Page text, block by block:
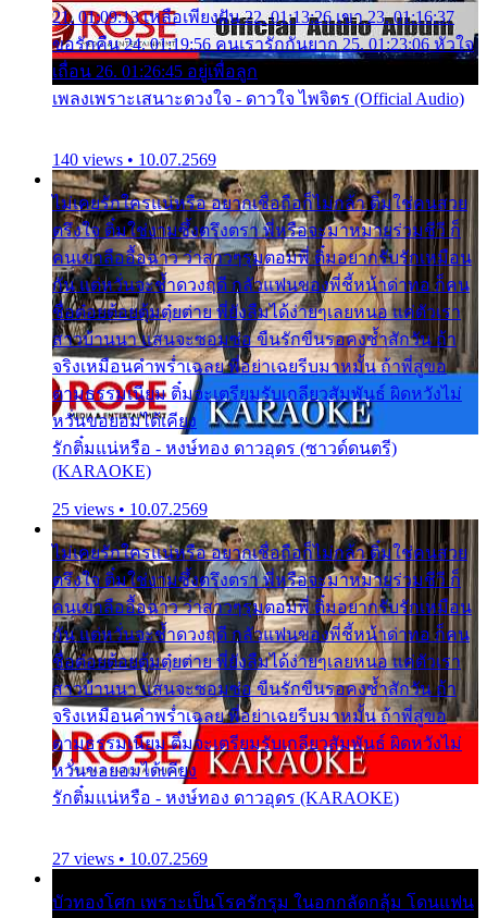
21. 01:09:13 เหลือเพียงฝัน 22. 01:13:26 เขา 23. 01:16:37
ขอรักคืน 24. 01:19:56 คนเรารักกันยาก 25. 01:23:06 หัวใจ
เถื่อน 26. 01:26:45 อยู่เพื่อลูก
เพลงเพราะเสนาะดวงใจ - ดาวใจ ไพจิตร (Official Audio)
140 views • 10.07.2569
ไม่เคยรักใครแน่หรือ อยากเชื่อถือก็ไม่กล้า ติ๋มใช่คนสวย
ตรึงใจ ติ๋มใช่งามซึ้งตรึงตรา พี่หรือจะมาหมายร่วมชีวี ก็
คนเขาลืออื้อฉาว ว่าสาวๆรุมตอมพี่ ติ๋มอยากรับรักเหมือน
กัน แต่หวั่นจะช้ำดวงฤดี กลัวแฟนของพี่ชี้หน้าด่าทอ ก็คน
ชื่อต๋อยต้อยตุ้มตุ๋ยต่าย พี่ยังลืมได้ง่ายๆเลยหนอ แค่ตัวเรา
สาวบ้านนา แสนจะซอมซ่อ ขืนรักขืนรอคงช้ำสักวัน ถ้า
จริงเหมือนคำพร่ำเฉลย พี่อย่าเฉยรีบมาหมั้น ถ้าพี่สู่ขอ
ตามธรรมเนียม ติ๋มจะเตรียมรับเกลียวสัมพันธ์ ผิดหวังไม่
หวั่นขอยอมได้เคียง
รักติ๋มแน่หรือ - หงษ์ทอง ดาวอุดร (ซาวด์ดนตรี)
(KARAOKE)
25 views • 10.07.2569
ไม่เคยรักใครแน่หรือ อยากเชื่อถือก็ไม่กล้า ติ๋มใช่คนสวย
ตรึงใจ ติ๋มใช่งามซึ้งตรึงตรา พี่หรือจะมาหมายร่วมชีวี ก็
คนเขาลืออื้อฉาว ว่าสาวๆรุมตอมพี่ ติ๋มอยากรับรักเหมือน
กัน แต่หวั่นจะช้ำดวงฤดี กลัวแฟนของพี่ชี้หน้าด่าทอ ก็คน
ชื่อต๋อยต้อยตุ้มตุ๋ยต่าย พี่ยังลืมได้ง่ายๆเลยหนอ แค่ตัวเรา
สาวบ้านนา แสนจะซอมซ่อ ขืนรักขืนรอคงช้ำสักวัน ถ้า
จริงเหมือนคำพร่ำเฉลย พี่อย่าเฉยรีบมาหมั้น ถ้าพี่สู่ขอ
ตามธรรมเนียม ติ๋มจะเตรียมรับเกลียวสัมพันธ์ ผิดหวังไม่
หวั่นขอยอมได้เคียง
รักติ๋มแน่หรือ - หงษ์ทอง ดาวอุดร (KARAOKE)
27 views • 10.07.2569
บัวทองโศก เพราะเป็นโรครักรุม ในอกกลัดกลุ้ม โดนแฟน